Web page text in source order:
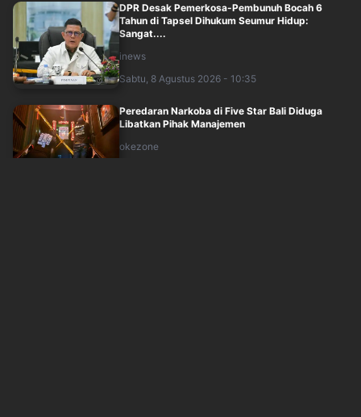
DPR Desak Pemerkosa-Pembunuh Bocah 6
Tahun di Tapsel Dihukum Seumur Hidup:
Sangat....
inews
Sabtu, 8 Agustus 2026 - 10:35
Peredaran Narkoba di Five Star Bali Diduga
Libatkan Pihak Manajemen
okezone